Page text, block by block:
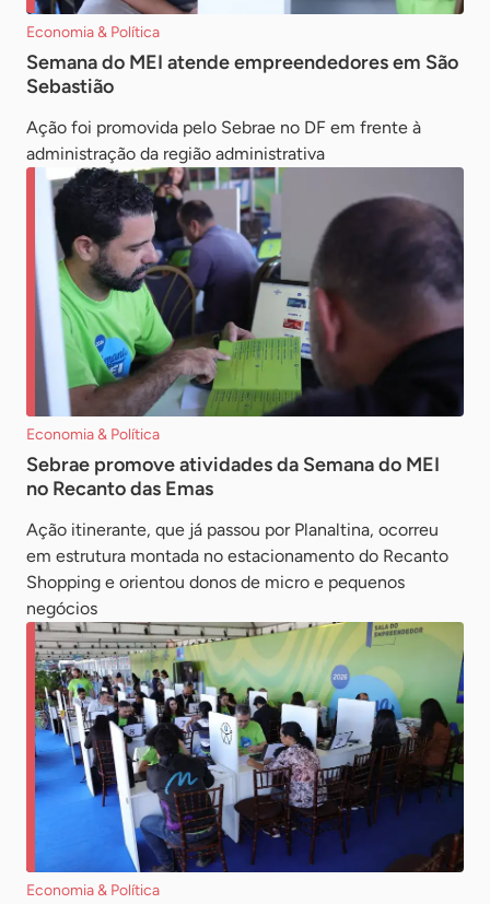
Economia & Política
Semana do MEI atende empreendedores em São
Sebastião
Ação foi promovida pelo Sebrae no DF em frente à
administração da região administrativa
Economia & Política
Sebrae promove atividades da Semana do MEI
no Recanto das Emas
Ação itinerante, que já passou por Planaltina, ocorreu
em estrutura montada no estacionamento do Recanto
Shopping e orientou donos de micro e pequenos
negócios
Economia & Política